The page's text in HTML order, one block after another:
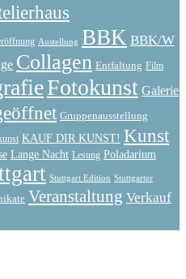
Austellung BBK BBK/W
Collagen Entfaltung Film
Fotokunst Galerie
Gruppenausstellung
KAUF DIR KUNST! Kunst
Lange Nacht Lesung Poladarium
Stuttgart Edition Stuttgarter
Veranstaltung Verkauf